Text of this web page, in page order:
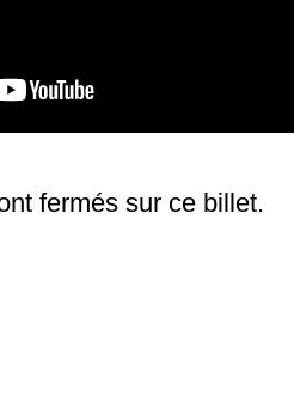
fermés sur ce billet.